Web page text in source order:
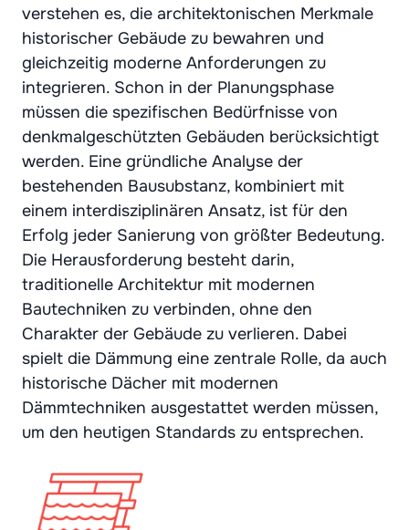
verstehen es, die architektonischen Merkmale
historischer Gebäude zu bewahren und
gleichzeitig moderne Anforderungen zu
integrieren. Schon in der Planungsphase
müssen die spezifischen Bedürfnisse von
denkmalgeschützten Gebäuden berücksichtigt
werden. Eine gründliche Analyse der
bestehenden Bausubstanz, kombiniert mit
einem interdisziplinären Ansatz, ist für den
Erfolg jeder Sanierung von größter Bedeutung.
Die Herausforderung besteht darin,
traditionelle Architektur mit modernen
Bautechniken zu verbinden, ohne den
Charakter der Gebäude zu verlieren. Dabei
spielt die Dämmung eine zentrale Rolle, da auch
historische Dächer mit modernen
Dämmtechniken ausgestattet werden müssen,
um den heutigen Standards zu entsprechen.